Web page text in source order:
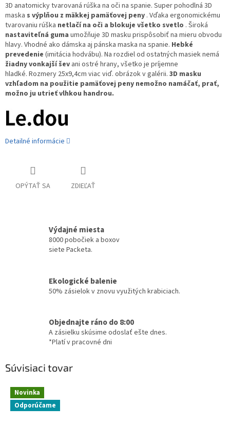
3D anatomicky tvarovaná rúška na oči na spanie. Super pohodlná 3D
maska ​​s výplňou z mäkkej pamäťovej peny . Vďaka ergonomickému
tvarovaniu rúška netlačí na oči a blokuje všetko svetlo . Široká
nastaviteľná guma umožňuje 3D masku prispôsobiť na mieru obvodu
hlavy. Vhodné ako dámska aj pánska maska ​​na spanie. Hebké
prevedenie (imitácia hodvábu). Na rozdiel od ostatných masiek nemá
žiadny vonkajší šev ani ostré hrany, všetko je príjemne
hladké. Rozmery 25x9,4cm viac viď. obrázok v galérii. 3D masku
vzhľadom na použitie pamäťovej peny nemožno namáčať, prať,
možno ju utrieť vlhkou handrou.
Detailné informácie
OPÝTAŤ SA ZDIEĽAŤ
Výdajné miesta
8000 pobočiek a boxov
siete Packeta.
Ekologické balenie
50% zásielok v znovu využitých krabiciach.
Objednajte ráno do 8:00
A zásielku skúsime odoslať ešte dnes.
*Platí v pracovné dni
Súvisiaci tovar
Novinka
Odporúčame